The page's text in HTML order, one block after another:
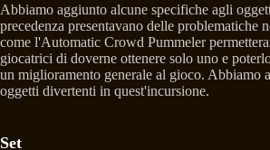
Abbiamo aggiunto alcune specifiche agli
precedenza presentavano delle problematiche
come l'Automatic Crowd Pummeler
giocatrici di doverne ottenere solo uno e
un miglioramento generale al gioco. Abbiamo
oggetti divertenti in quest'incursione.
Set